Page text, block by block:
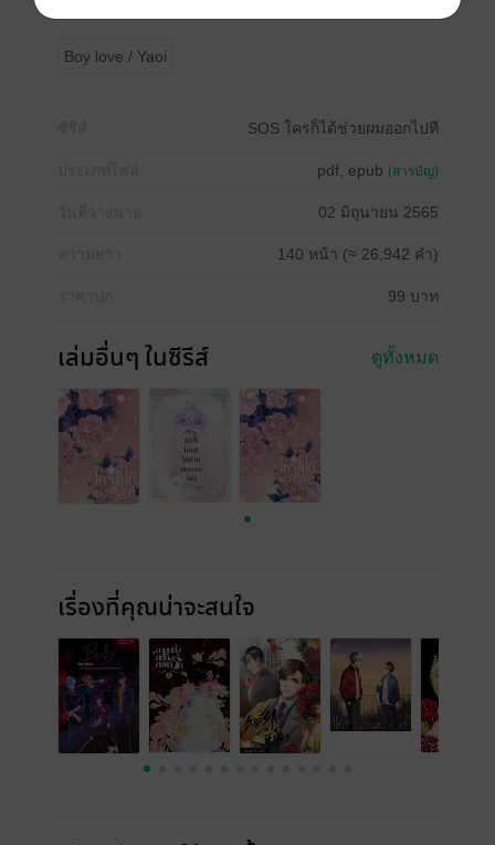
Boy love / Yaoi
SOS ใครก็ได้ช่วยผมออกไปที
pdf, epub (สารบัญ)
02 มิถุนายน 2565
140 หน้า (≈ 26,942 คำ)
99 บาท
เล่มอื่นๆ ในซีรีส์ ดูทั้งหมด
เรื่องที่คุณน่าจะสนใจ